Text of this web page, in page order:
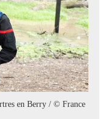
en Berry / © France